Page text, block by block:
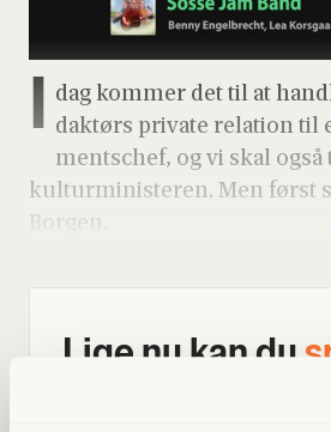
I dag kom­mer det til at
dak­tørs pri­va­te rela­tion til
ments­chef, og vi skal
kul­tur­mi­ni­ste­ren. Men først
Bor­gen.
Lige nu kan du